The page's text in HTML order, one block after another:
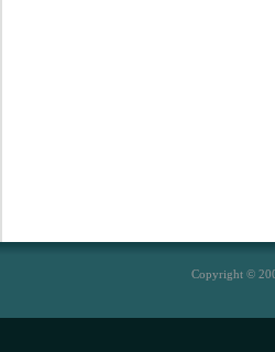
Copyright ©